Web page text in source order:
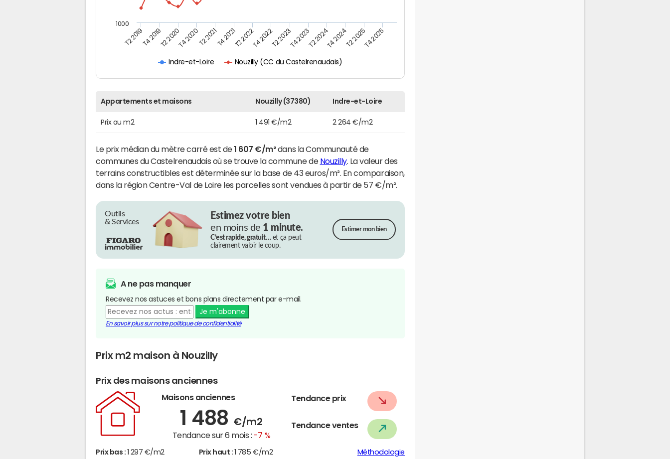
Indre-et-Loire Nouzilly (CC du Castelrenaudais)
T2 2019T4 2019T2 2020T4 2020T2 2021T4 2021T2 2022T4 2022T2 2023T4 2023T2 2024T4 2024T2 2025T4 2025
1000
Appartements et maisons Nouzilly (37380) Indre-et-Loire
Prix au m2 1 491 €/m2 2 264 €/m2
Le prix médian du mètre carré est de1 607 €/m²dans la Communauté de
communes du Castelrenaudais où se trouve la commune de Nouzilly. La valeur des
terrains constructibles est déterminée sur la base de 43 euros/m². En comparaison,
dans la région Centre-Val de Loire les parcelles sont vendues à partir de 57 €/m².
Outils
& Services
Estimez votre bien
en moins de 1 minute.
C’est rapide, gratuit…et ça peut
clairement valoir le coup.
Estimer mon bien
A ne pas manquer
Recevez nos astuces et bons plans directement par e-mail.
Je m'abonne
En savoir plus sur notre politique de confidentialité
Prix m2 maison à Nouzilly
Prix des maisons anciennes
Maisons anciennes
1 488 €/m2
Tendance sur 6 mois : -7 %
Tendance prix
Tendance ventes
Prix bas : 1 297 €/m2 Prix haut : 1 785 €/m2 Méthodologie